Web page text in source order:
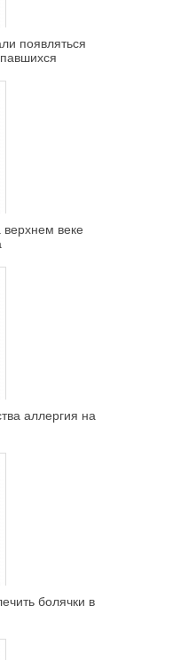
появляться
верхнем веке
аллергия на
болячки в